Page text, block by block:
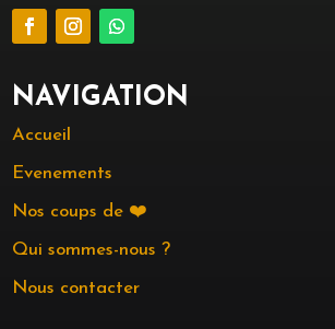
NAVIGATION
Accueil
Evenements
Nos coups de ❤️
Qui sommes-nous ?
Nous contacter